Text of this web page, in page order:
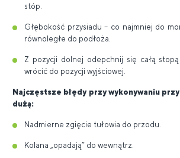
stóp.
Głębokość przysiadu – co najmniej do
równoległe do podłoża.
Z pozycji dolnej odepchnij się całą
wrócić do pozycji wyjściowej.
Najczęstsze błędy przy wykonywaniu
dużą:
Nadmierne zgięcie tułowia do przodu.
Kolana „opadają” do wewnątrz.